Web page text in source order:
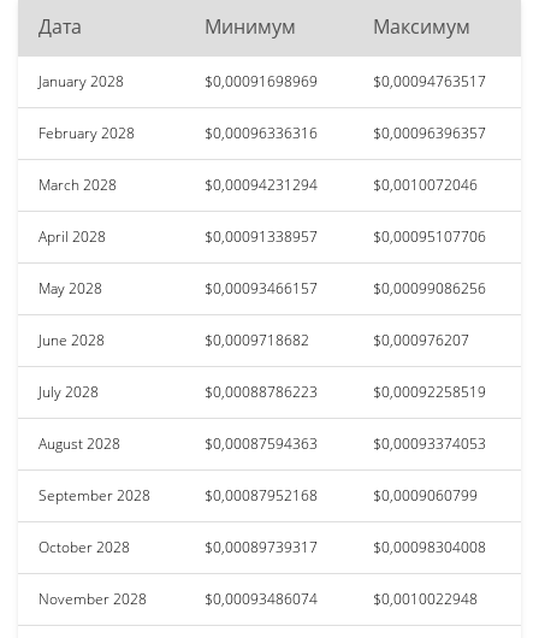
Дата Минимум Максимум
January 2028 $0,00091698969 $0,00094763517
February 2028 $0,00096336316 $0,00096396357
March 2028 $0,00094231294 $0,0010072046
April 2028 $0,00091338957 $0,00095107706
May 2028 $0,00093466157 $0,00099086256
June 2028 $0,0009718682 $0,000976207
July 2028 $0,00088786223 $0,00092258519
August 2028 $0,00087594363 $0,00093374053
September 2028 $0,00087952168 $0,0009060799
October 2028 $0,00089739317 $0,00098304008
November 2028 $0,00093486074 $0,0010022948